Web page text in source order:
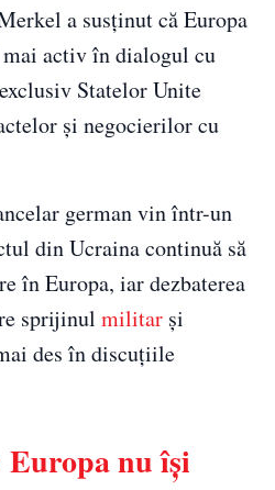
a susținut că Europa
activ în dialogul cu
Statelor Unite
și negocierilor cu
german vin într-un
din Ucraina continuă să
în Europa, iar dezbaterea
sprijinul militar și
des în discuțiile
nu își